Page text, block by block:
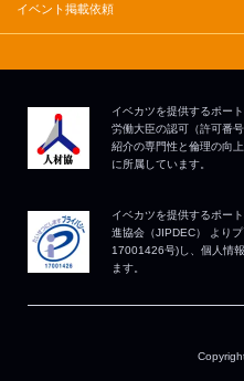
イベント掲載依頼